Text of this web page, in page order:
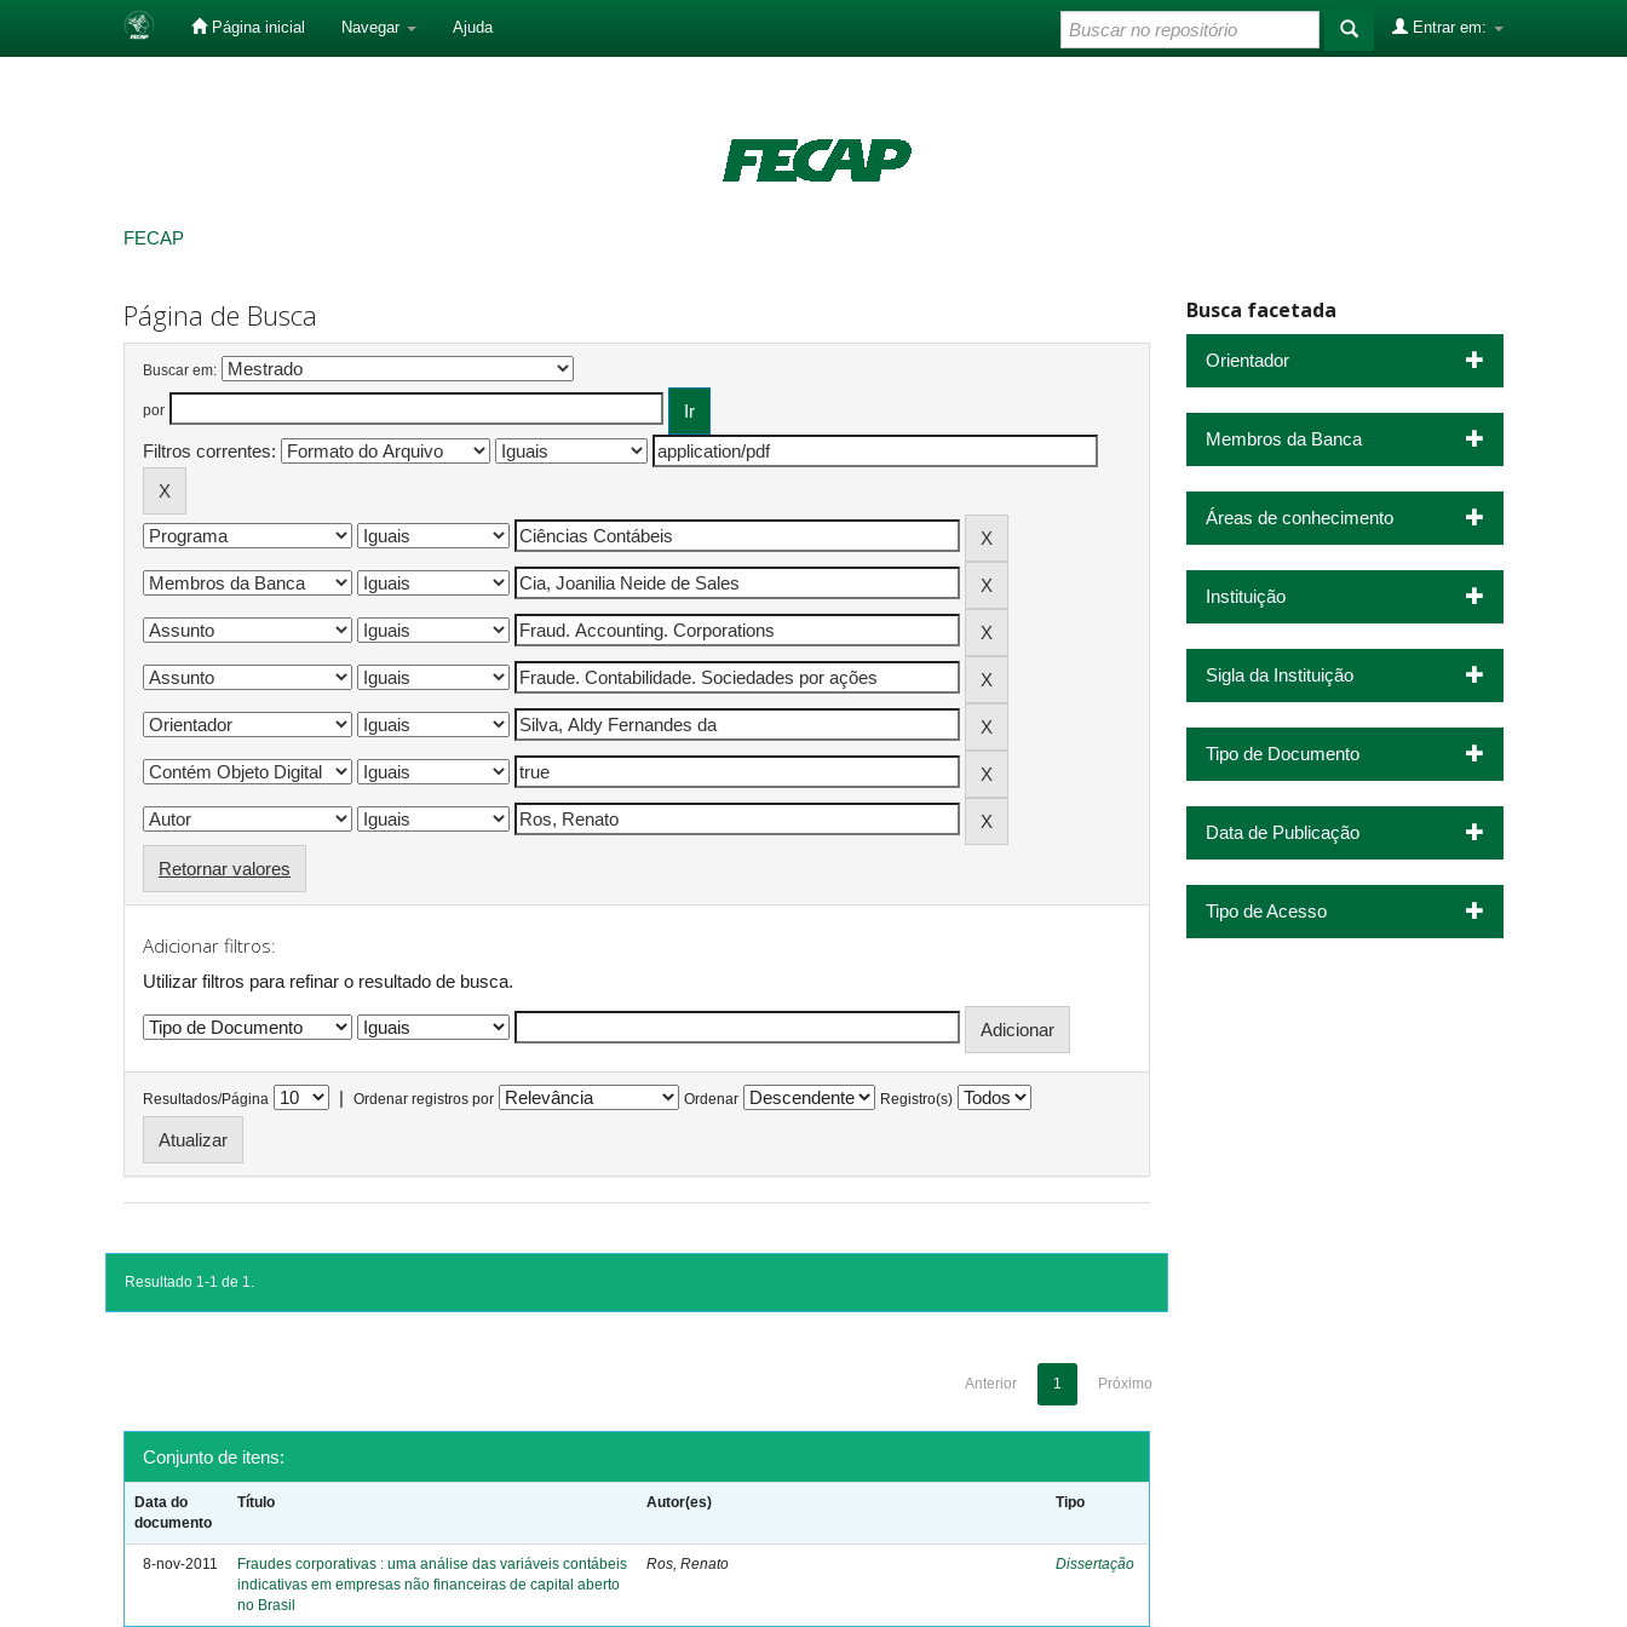
Página inicial Navegar Ajuda Entrar em:
FECAP
Página de Busca
Buscar em:
por
Filtros correntes:
Retornar valores
Adicionar filtros:
Utilizar filtros para refinar o resultado de busca.
Resultados/Página | Ordenar registros por Ordenar Registro(s)
Resultado 1-1 de 1.
Anterior 1 Próximo
Conjunto de itens:
Data do
documento
Título Autor(es) Tipo
8-nov-2011
Fraudes corporativas : uma análise das variáveis contábeis
indicativas em empresas não financeiras de capital aberto
no Brasil
Ros, Renato Dissertação
Busca facetada
Orientador
Membros da Banca
Áreas de conhecimento
Instituição
Sigla da Instituição
Tipo de Documento
Data de Publicação
Tipo de Acesso